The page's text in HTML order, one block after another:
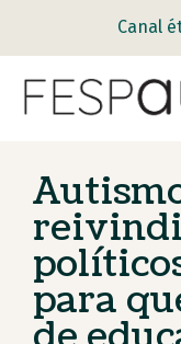
Canal
para